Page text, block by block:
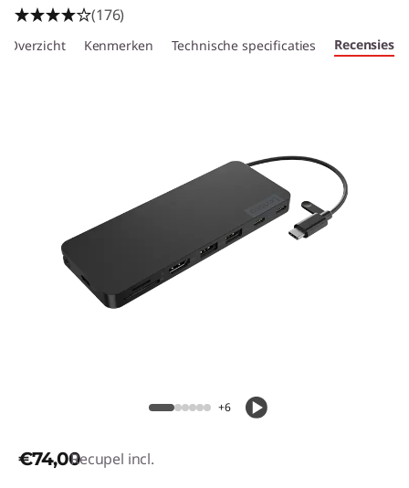
(176)
Overzicht Kenmerken Technische specificaties Recensies
+6
€74,00Recupel incl.